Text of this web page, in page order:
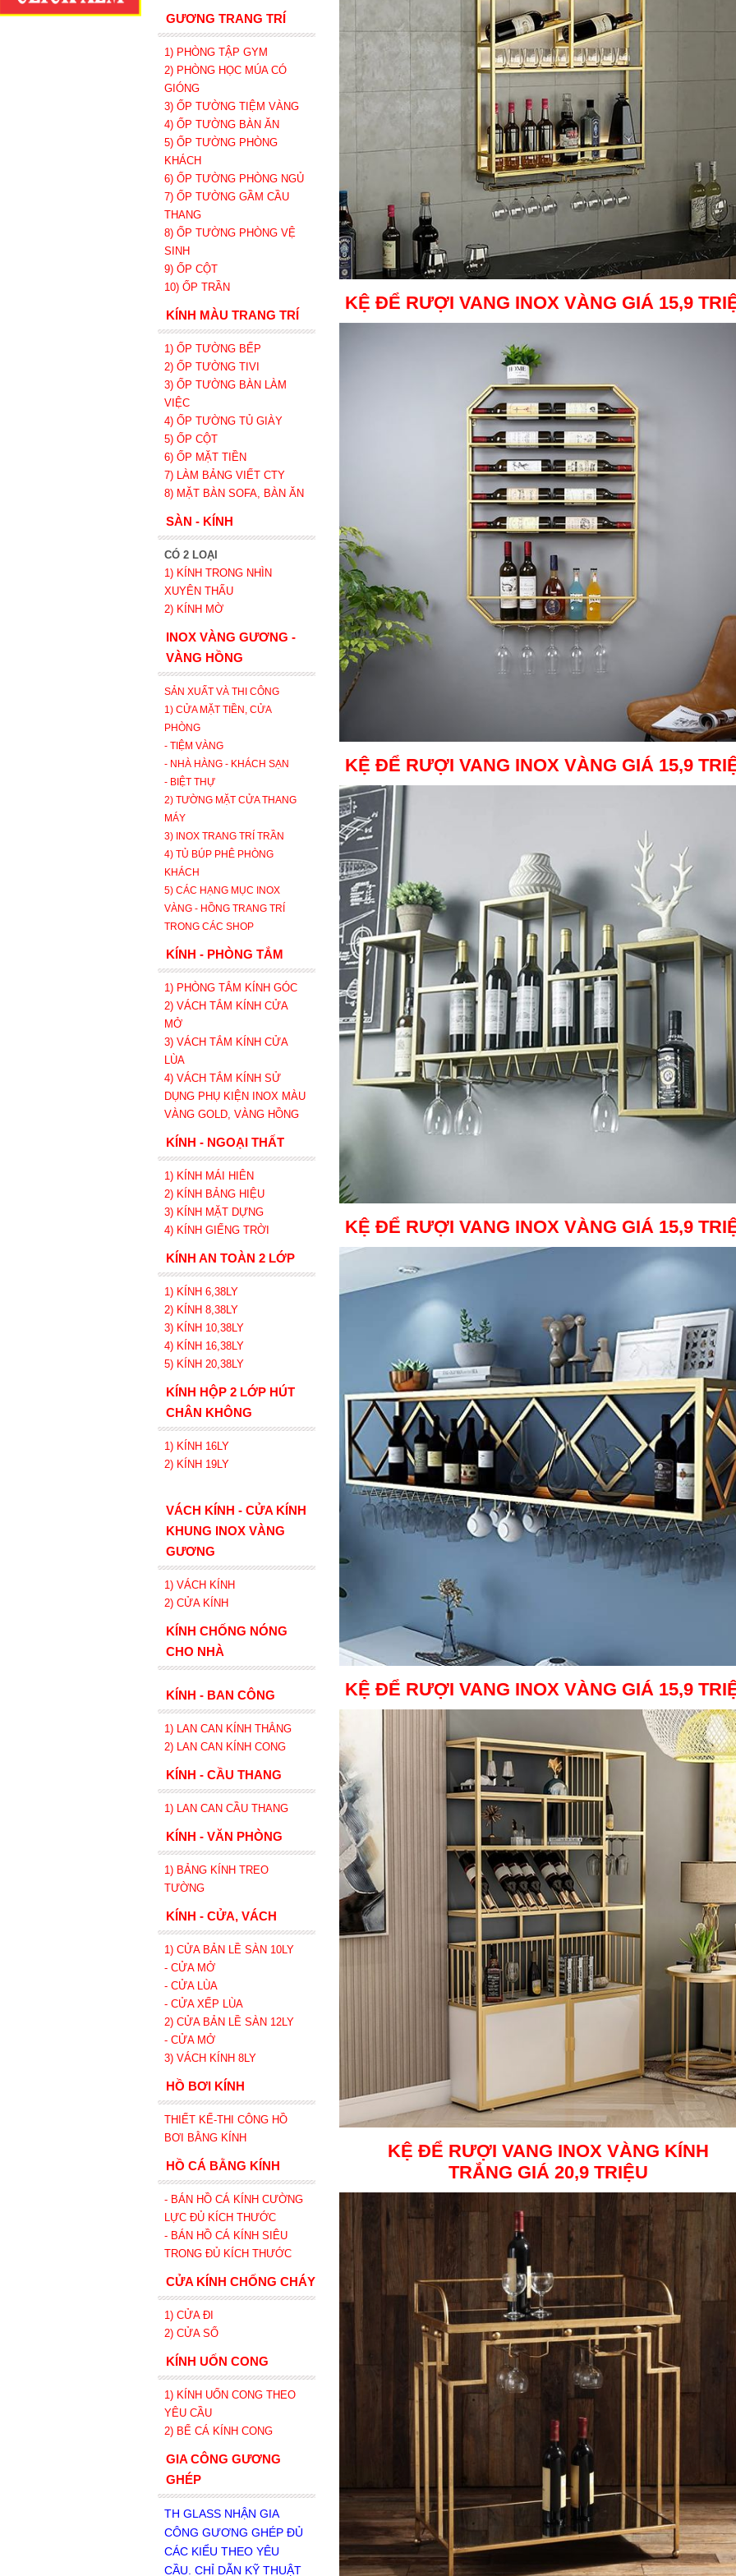
KỆ ĐỂ RƯỢI VANG INOX VÀNG GIÁ 15,9
KỆ ĐỂ RƯỢI VANG INOX VÀNG GIÁ 15,9
KỆ ĐỂ RƯỢI VANG INOX VÀNG GIÁ 15,9
KỆ ĐỂ RƯỢI VANG INOX VÀNG GIÁ 15,9
KỆ ĐỂ RƯỢI VANG INOX VÀNG KÍNH
TRẮNG GIÁ 20,9 TRIỆU
GƯƠNG TRANG TRÍ
1) PHÒNG TẬP GYM
2) PHÒNG HỌC MÚA CÓ
GIÓNG
3) ỐP TƯỜNG TIỆM VÀNG
4) ỐP TƯỜNG BÀN ĂN
5) ỐP TƯỜNG PHÒNG
KHÁCH
6) ỐP TƯỜNG PHÒNG NGỦ
7) ỐP TƯỜNG GẦM CẦU
THANG
8) ỐP TƯỜNG PHÒNG VỆ
SINH
9) ỐP CỘT
10) ỐP TRẦN
KÍNH MÀU TRANG TRÍ
1) ỐP TƯỜNG BẾP
2) ỐP TƯỜNG TIVI
3) ỐP TƯỜNG BÀN LÀM
VIỆC
4) ỐP TƯỜNG TỦ GIÀY
5) ỐP CỘT
6) ỐP MẶT TIỀN
7) LÀM BẢNG VIẾT CTY
8) MẶT BÀN SOFA, BÀN ĂN
SÀN - KÍNH
CÓ 2 LOẠI
1) KÍNH TRONG NHÌN
XUYÊN THẤU
2) KÍNH MỜ
INOX VÀNG GƯƠNG -
VÀNG HỒNG
SẢN XUẤT VÀ THI CÔNG
1) CỬA MẶT TIỀN, CỬA
PHÒNG
- TIỆM VÀNG
- NHÀ HÀNG - KHÁCH SẠN
- BIỆT THỰ
2) TƯỜNG MẶT CỬA THANG
MÁY
3) INOX TRANG TRÍ TRẦN
4) TỦ BÚP PHÊ PHÒNG
KHÁCH
5) CÁC HẠNG MỤC INOX
VÀNG - HỒNG TRANG TRÍ
TRONG CÁC SHOP
KÍNH - PHÒNG TẮM
1) PHÒNG TẮM KÍNH GÓC
2) VÁCH TẮM KÍNH CỬA
MỞ
3) VÁCH TẮM KÍNH CỬA
LÙA
4) VÁCH TẮM KÍNH SỬ
DỤNG PHỤ KIỆN INOX MÀU
VÀNG GOLD, VÀNG HỒNG
KÍNH - NGOẠI THẤT
1) KÍNH MÁI HIÊN
2) KÍNH BẢNG HIỆU
3) KÍNH MẶT DỰNG
4) KÍNH GIẾNG TRỜI
KÍNH AN TOÀN 2 LỚP
1) KÍNH 6,38LY
2) KÍNH 8,38LY
3) KÍNH 10,38LY
4) KÍNH 16,38LY
5) KÍNH 20,38LY
KÍNH HỘP 2 LỚP HÚT
CHÂN KHÔNG
1) KÍNH 16LY
2) KÍNH 19LY
VÁCH KÍNH - CỬA KÍNH
KHUNG INOX VÀNG
GƯƠNG
1) VÁCH KÍNH
2) CỬA KÍNH
KÍNH CHỐNG NÓNG
CHO NHÀ
KÍNH - BAN CÔNG
1) LAN CAN KÍNH THẲNG
2)
LAN CAN KÍNH CONG
KÍNH - CẦU THANG
1) LAN CAN CẦU THANG
KÍNH - VĂN PHÒNG
1) BẢNG KÍNH TREO
TƯỜNG
KÍNH - CỬA, VÁCH
1) CỬA BẢN LỀ SÀN 10LY
- CỬA MỞ
- CỬA LÙA
- CỬA XẾP LÙA
2) CỬA BẢN LỀ SÀN 12LY
- CỬA MỞ
3) VÁCH KÍNH 8LY
HỒ BƠI KÍNH
THIẾT KẾ-THI CÔNG HỒ
BƠI BẰNG KÍNH
HỒ CÁ BẰNG KÍNH
- BÁN HỒ CÁ KÍNH CƯỜNG
LỰC ĐỦ KÍCH THƯỚC
- BÁN HỒ CÁ KÍNH SIÊU
TRONG ĐỦ KÍCH THƯỚC
CỬA KÍNH CHỐNG CHÁY
1) CỬA ĐI
2) CỬA SỔ
KÍNH UỐN CONG
1) KÍNH UỐN CONG THEO
YÊU CẦU
2) BỂ CÁ KÍNH CONG
GIA CÔNG GƯƠNG
GHÉP
TH GLASS NHẬN GIA
CÔNG GƯƠNG GHÉP ĐỦ
CÁC KIỂU THEO YÊU
CẦU. CHỈ DẪN KỸ THUẬT